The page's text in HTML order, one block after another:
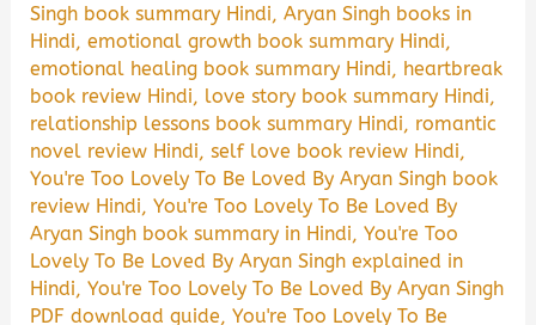
Singh book summary Hindi,Aryan Singh books in
Hindi,emotional growth book summary Hindi,
emotional healing book summary Hindi, heartbreak
book review Hindi, love story book summary Hindi,
relationship lessons book summary Hindi, romantic
novel review Hindi,self love book review Hindi,
You're Too Lovely To Be Loved By Aryan Singh book
review Hindi,You're Too Lovely To Be Loved By
Aryan Singh book summary in Hindi,You're Too
Lovely To Be Loved By Aryan Singh explained in
Hindi,You're Too Lovely To Be Loved By Aryan Singh
PDF download guide,You're Too Lovely To Be